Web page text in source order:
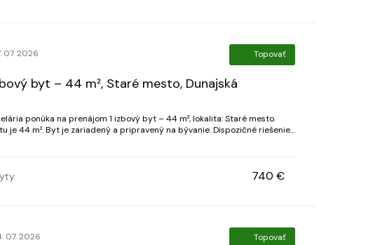
07. 2026 Topovať
byt – 44 m², Staré mesto, Dunajská
ponúka na prenájom 1 izbový byt – 44 m², lokalita: Staré mesto.
m². Byt je zariadený a pripravený na bývanie. Dispozičné riešenie:
740 €
07. 2026 Topovať